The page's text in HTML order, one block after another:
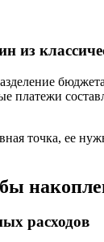
из
платежи
точка, ее
расходов